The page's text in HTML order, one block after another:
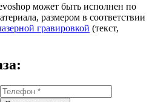
может быть исполнен по
размером в соответствии
гравировкой (текст,